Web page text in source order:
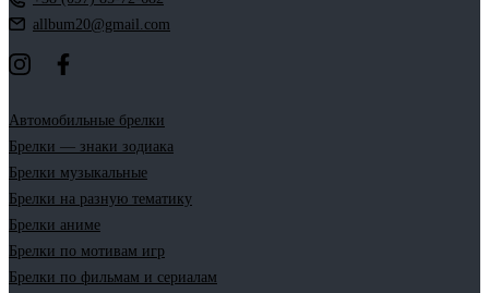
allbum20@gmail.com
Автомобильные брелки
Брелки — знаки зодиака
Брелки музыкальные
Брелки на разную тематику
Брелки аниме
Брелки по мотивам игр
Брелки по фильмам и сериалам